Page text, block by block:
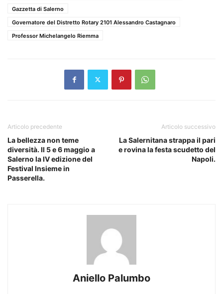
Gazzetta di Salerno
Governatore del Distretto Rotary 2101 Alessandro Castagnaro
Professor Michelangelo Riemma
Articolo precedente
La bellezza non teme
diversità. Il 5 e 6 maggio a
Salerno la IV edizione del
Festival Insieme in
Passerella.
Articolo successivo
La Salernitana strappa il pari
e rovina la festa scudetto del
Napoli.
Aniello Palumbo